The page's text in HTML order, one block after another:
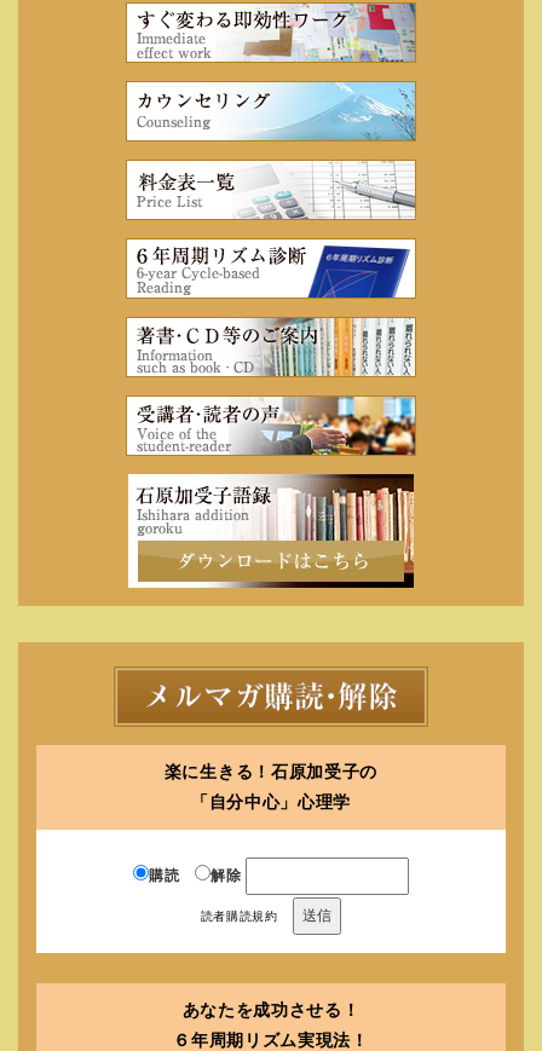
楽に生きる！石原加受子の
「自分中心」心理学
購読 解除
読者購読規約
あなたを成功させる！
６年周期リズム実現法！